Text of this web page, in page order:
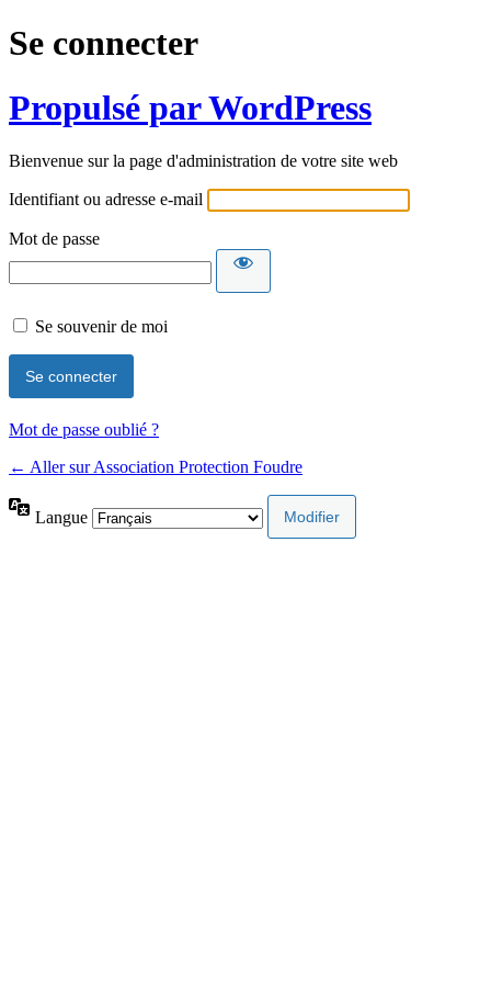
Se connecter
Propulsé par WordPress
Bienvenue sur la page d'administration de votre site web
Identifiant ou adresse e-mail
Mot de passe
Se souvenir de moi
Mot de passe oublié ?
← Aller sur Association Protection Foudre
Langue